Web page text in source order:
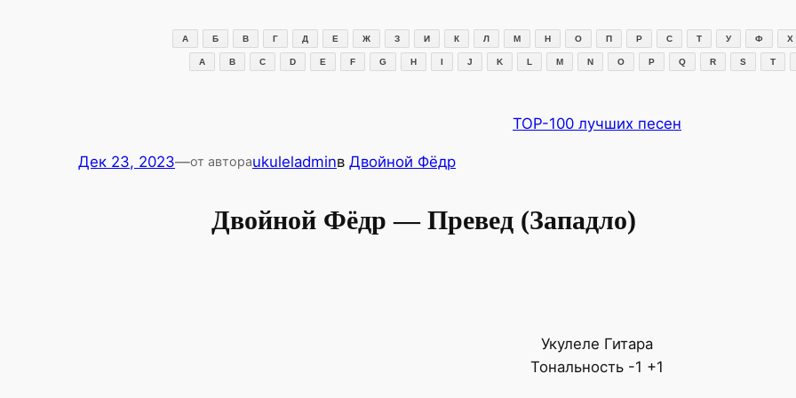
А Б В Г Д Е Ж З И К Л М Н О П Р С Т У Ф Х
A B C D E F G H I J K L M N O P Q R S T
TOP-100 лучших песен
Дек 23, 2023—от автораukuleladminв Двойной Фёдр
Двойной Фёдр — Превед (Западло)
Укулеле Гитара
Тональность -1 +1